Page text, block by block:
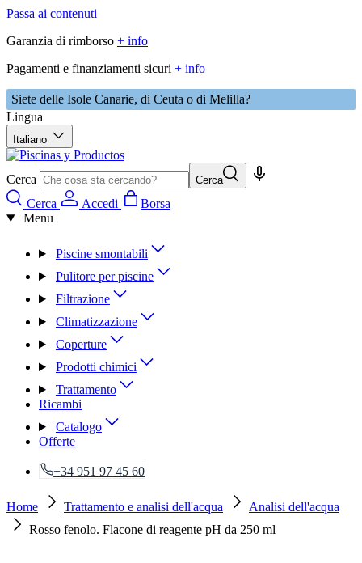
Passa ai contenuti
Garanzia di rimborso + info
Pagamenti e finanziamenti sicuri + info
Siete delle Isole Canarie, di Ceuta o di Melilla?
Lingua
Italiano
Cerca Cerca
Cerca Accedi
Borsa
Menu
Piscine smontabili
Pulitore per piscine
Filtrazione
Climatizzazione
Coperture
Prodotti chimici
Trattamento
Ricambi
Catalogo
Offerte
+34 951 97 45 60
Home Trattamento e analisi dell'acqua
Analisi dell'acqua
Rosso fenolo. Flacone di reagente pH da 250 ml